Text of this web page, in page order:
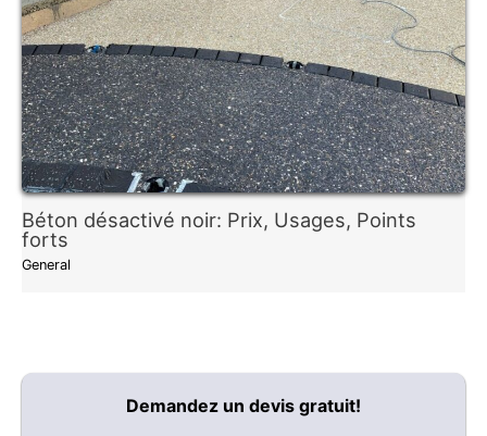
Béton désactivé noir: Prix, Usages, Points
forts
General
Demandez un devis gratuit!